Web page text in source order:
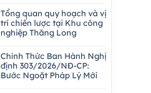
Tổng quan quy hoạch và vị
trí chiến lược tại Khu công
nghiệp Thăng Long
Chính Thức Ban Hành Nghị
định 303/2026/NĐ-CP:
Bước Ngoặt Pháp Lý Mới